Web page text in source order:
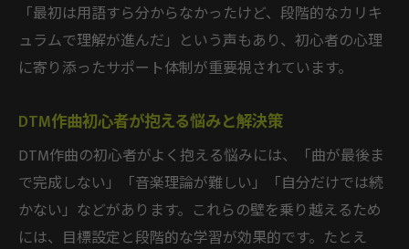
「最初は用語すら分からなかったけど、段階的なカリキ
ュラムで理解が進んだ」という声もあり、初心者の心理
に寄り添ったサポート体制が重要視されています。
DTM作曲初心者が抱える悩みと解決策
DTM作曲の初心者がよく抱える悩みには、「曲が最後ま
で完成しない」「音楽理論が難しい」「自分だけでは続
かない」などがあります。これらの壁を乗り越えるため
には、目標設定と段階的な学習が効果的です。たとえ